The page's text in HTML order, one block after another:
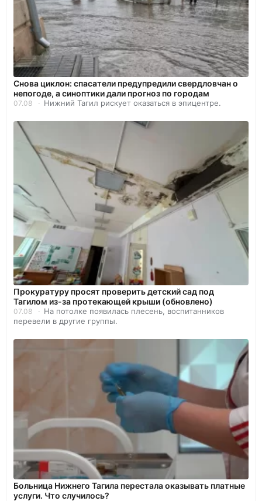
Снова циклон: спасатели предупредили свердловчан о
непогоде, а синоптики дали прогноз по городам
07.08 Нижний Тагил рискует оказаться в эпицентре.
Прокуратуру просят проверить детский сад под
Тагилом из-за протекающей крыши (обновлено)
07.08
На потолке появилась плесень, воспитанников
перевели в другие группы.
Больница Нижнего Тагила перестала оказывать платные
услуги. Что случилось?